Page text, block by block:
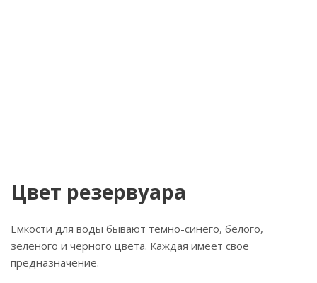
Цвет резервуара
Емкости для воды бывают темно-синего, белого,
зеленого и черного цвета. Каждая имеет свое
предназначение.